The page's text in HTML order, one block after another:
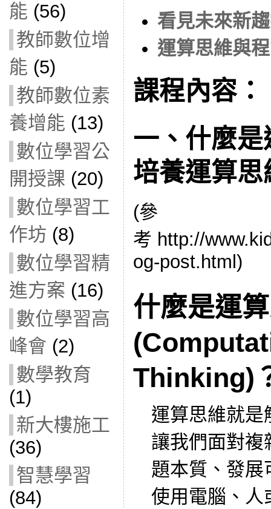
能 (56)
教師數位增
能 (5)
教師數位素
養增能 (13)
數位學習公
開授課 (20)
數位學習工
作坊 (8)
數位學習精
進方案 (16)
數位學習高
峰會 (2)
數學教育
(1)
新大樓施工
(36)
智慧學習
(84)
看見未來新
運算思維與
課程內容：
一、什麼
培養運算思
(參
考 http://
og-post.html)
什麼是運
Thinking)
運算思維就是
讓我們面對複
題本質、發展
使用電腦、人